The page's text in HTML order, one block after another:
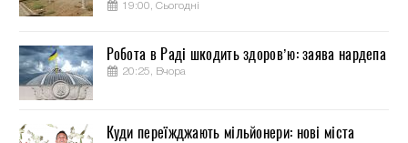
19:00, Сьогодні
Робота в Раді шкодить здоров’ю: заява нардепа
20:25, Вчора
Куди переїжджають мільйонери: нові міста